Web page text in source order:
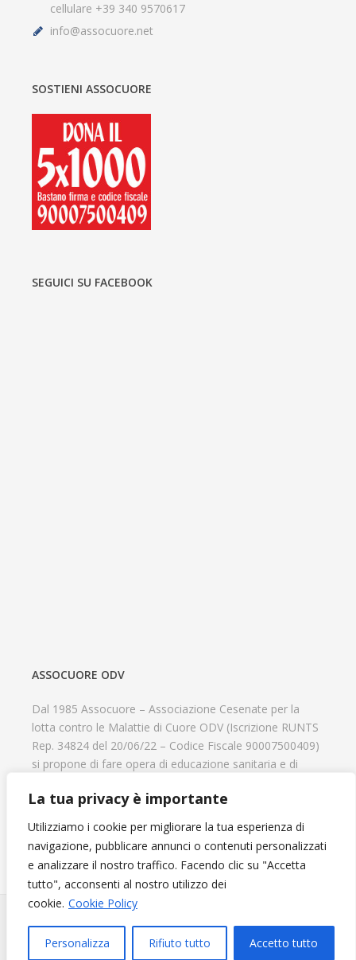
La tua privacy è importante
Utilizziamo i cookie per migliorare la tua esperienza di
navigazione, pubblicare annunci o contenuti personalizzati
e analizzare il nostro traffico. Facendo clic su "Accetta
tutto", acconsenti al nostro utilizzo dei
cookie. Cookie Policy
Personalizza Rifiuto tutto Accetto tutto
cellulare +39 340 9570617
info@assocuore.net
SOSTIENI ASSOCUORE
SEGUICI SU FACEBOOK
ASSOCUORE ODV
Dal 1985 Assocuore – Associazione Cesenate per la
lotta contro le Malattie di Cuore ODV (Iscrizione RUNTS
Rep. 34824 del 20/06/22 – Codice Fiscale 90007500409)
si propone di fare opera di educazione sanitaria e di
psicofisico di tutti coloro che hanno un problema
cardiologico e di aiutare il progresso delle strutture
Diventa Socio e sostieni l'Associazione
Web